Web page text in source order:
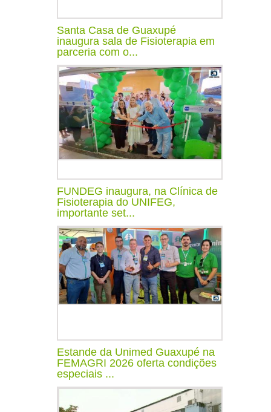
Santa Casa de Guaxupé
inaugura sala de Fisioterapia em
parceria com o...
FUNDEG inaugura, na Clínica de
Fisioterapia do UNIFEG,
importante set...
Estande da Unimed Guaxupé na
FEMAGRI 2026 oferta condições
especiais ...